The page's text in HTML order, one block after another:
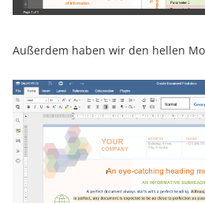
Außerdem haben wir den hellen